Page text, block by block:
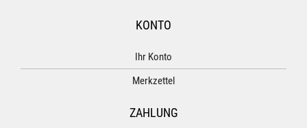
KONTO
Ihr Konto
Merkzettel
ZAHLUNG